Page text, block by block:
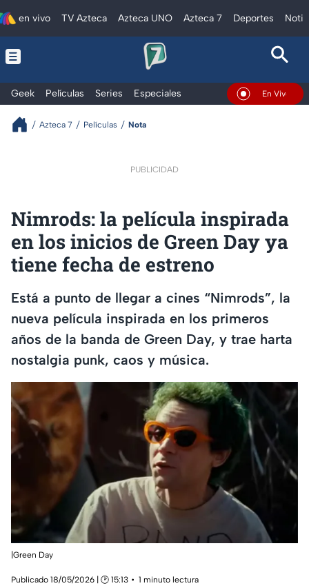
en vivo TV Azteca Azteca UNO Azteca 7 Deportes
Geek Películas Series Especiales En Vivo
Azteca 7 Películas Nota
PUBLICIDAD
Nimrods: la película inspirada
en los inicios de Green Day ya
tiene fecha de estreno
Está a punto de llegar a cines “Nimrods”, la
nueva película inspirada en los primeros
años de la banda de Green Day, y trae harta
nostalgia punk, caos y música.
|Green Day
Publicado 18/05/2026 | 🕑 15:13
1 minuto lectura